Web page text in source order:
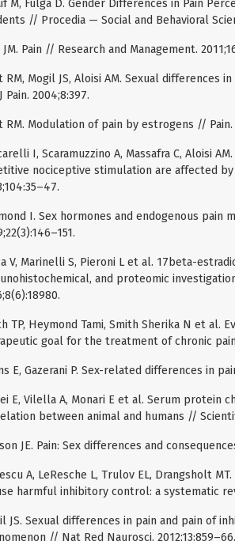
M, Fulga D. Gender Differences in Pain
// Procedia — Social and Behavioral
Pain // Research and Management.
RM, Mogil JS, Aloisi AM. Sexual differences
Pain. 2004;8:397.
RM. Modulation of pain by estrogens // Pain.
I, Scaramuzzino A, Massafra C, Aloisi
nociceptive stimulation are affected
I. Sex hormones and endogenous
V, Marinelli S, Pieroni L et al. 17beta-
and proteomic
TP, Heymond Tami, Smith Sherika N et al.
goal for the treatment of chronic pain
E, Gazerani P. Sex-related differences in
E, Vilella A, Monari E et al. Serum protein
between animal and humans //
JE. Pain: Sex differences and
A, LeResche L, Trulov EL, Drangsholt
harmful inhibitory control: a systematic
JS. Sexual differences in pain and pain of
// Nat Red Naurosci. 2012;13:859–66.